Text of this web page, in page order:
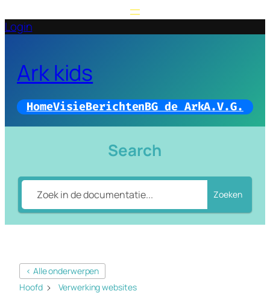
Login
Ark kids
HomeVisieBerichtenBG de ArkA.V.G.
Search
Zoeken
< Alle onderwerpen
Hoofd
Verwerking websites